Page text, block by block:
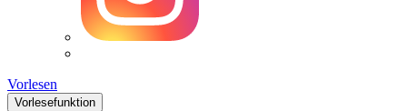
Vorlesen
Vorlesefunktion